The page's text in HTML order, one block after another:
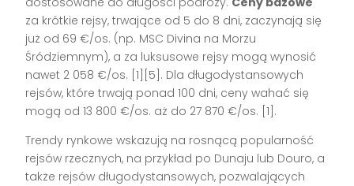
za krótkie rejsy, trwające od 5 do 8 dni, zaczynają się
już od 69 €/os. (np. MSC Divina na Morzu
Śródziemnym), a za luksusowe rejsy mogą wynosić
nawet 2 058 €/os. [1][5]. Dla długodystansowych
rejsów, które trwają ponad 100 dni, ceny wahać się
mogą od 13 800 €/os. aż do 27 870 €/os. [1].
Trendy rynkowe wskazują na rosnącą popularność
rejsów rzecznych, na przykład po Dunaju lub Douro, a
także rejsów długodystansowych, pozwalających